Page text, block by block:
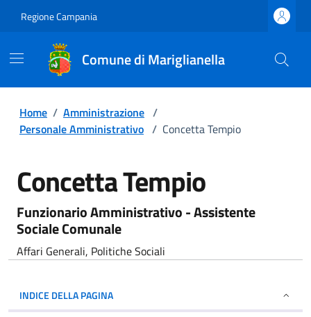
Regione Campania
Comune di Mariglianella
Home / Amministrazione /
Personale Amministrativo / Concetta Tempio
Concetta Tempio
Funzionario Amministrativo - Assistente
Sociale Comunale
Affari Generali, Politiche Sociali
INDICE DELLA PAGINA